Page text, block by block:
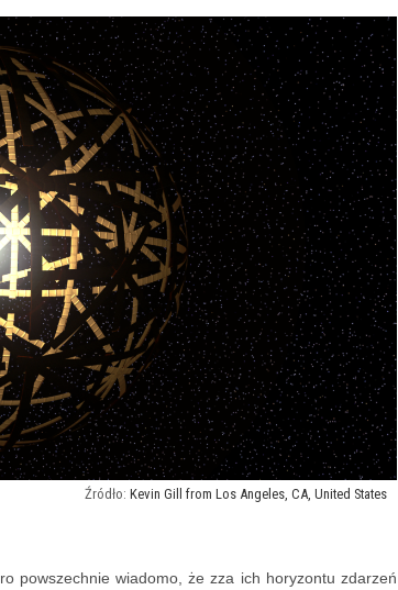
Kevin Gill from Los Angeles, CA, United States
powszechnie wiadomo, że zza ich horyzontu zdarzeń